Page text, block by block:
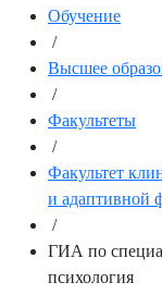
Обучение
/
Высшее
/
Факультеты
/
Факультет
и адаптивной
/
ГИА по
психология